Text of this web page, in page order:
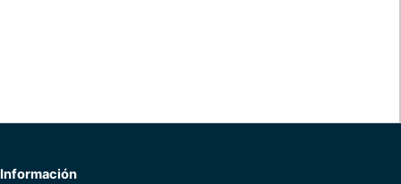
Información